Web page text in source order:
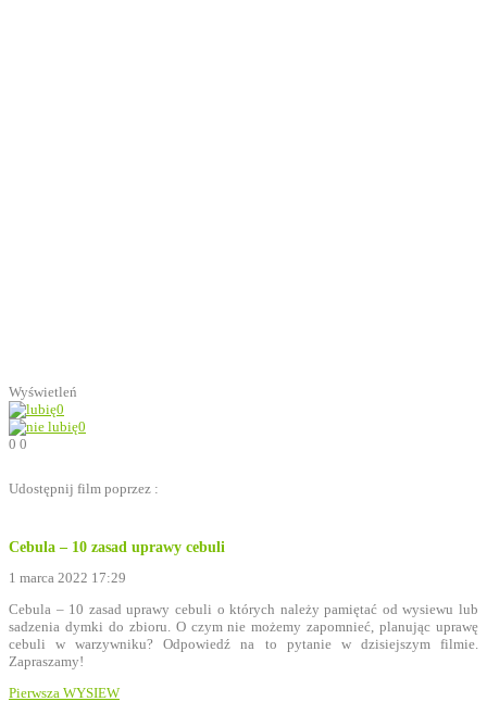
Wyświetleń
0
0
0 0
Udostępnij film poprzez :
Cebula – 10 zasad uprawy cebuli
1 marca 2022 17:29
Cebula – 10 zasad uprawy cebuli o których należy pamiętać od wysiewu lub
sadzenia dymki do zbioru. O czym nie możemy zapomnieć, planując uprawę
cebuli w warzywniku? Odpowiedź na to pytanie w dzisiejszym filmie.
Zapraszamy!
Pierwsza WYSIEW